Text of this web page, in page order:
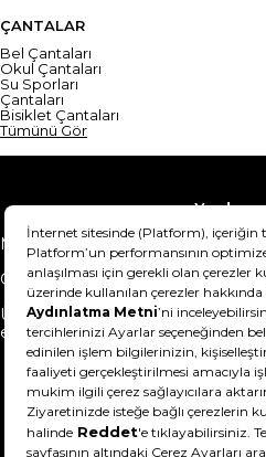
ÇANTALAR
Bel Çantaları
Okul Çantaları
Su Sporları
Çantaları
Bisiklet Çantaları
Tümünü Gör
Yardım
Mesafeli Satış Sözleşmesi
Gizlilik Sözleşmesi
Ürünümü nasıl iade
edebilirim?